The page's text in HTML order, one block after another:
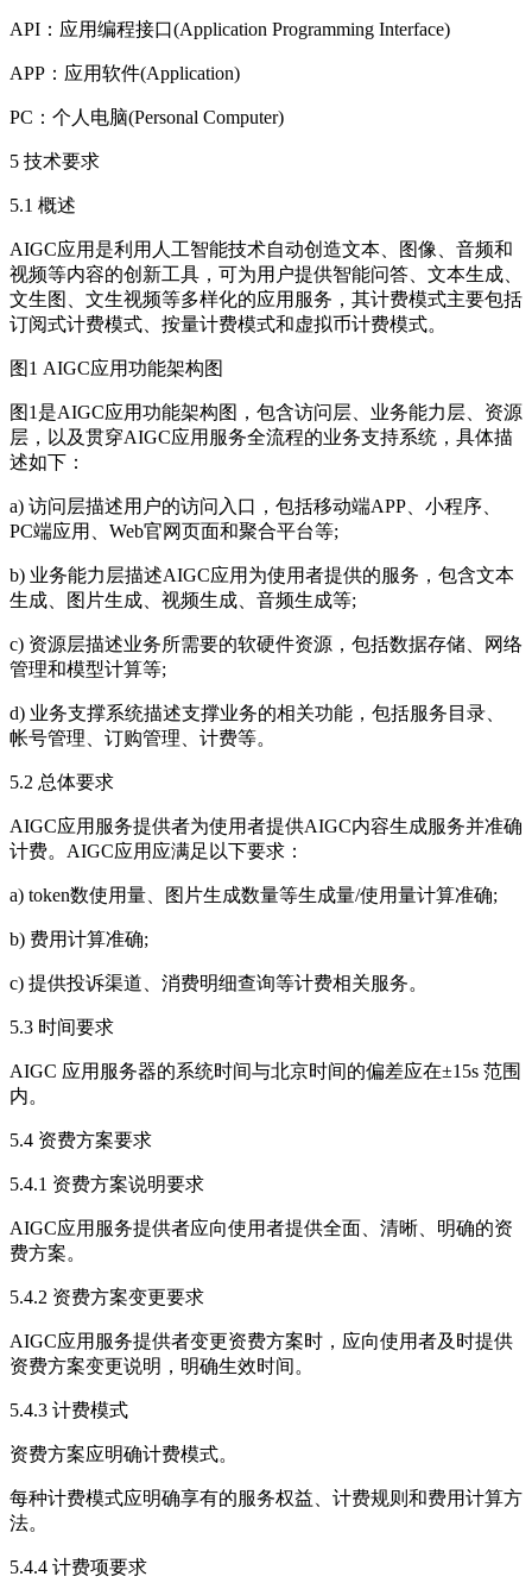
API：应用编程接口(Application Programming Interface)
APP：应用软件(Application)
PC：个人电脑(Personal Computer)
5 技术要求
5.1 概述
AIGC应用是利用人工智能技术自动创造文本、图像、音频和
视频等内容的创新工具，可为用户提供智能问答、文本生成、
文生图、文生视频等多样化的应用服务，其计费模式主要包括
订阅式计费模式、按量计费模式和虚拟币计费模式。
图1 AIGC应用功能架构图
图1是AIGC应用功能架构图，包含访问层、业务能力层、资源
层，以及贯穿AIGC应用服务全流程的业务支持系统，具体描
述如下：
a) 访问层描述用户的访问入口，包括移动端APP、小程序、
PC端应用、Web官网页面和聚合平台等;
b) 业务能力层描述AIGC应用为使用者提供的服务，包含文本
生成、图片生成、视频生成、音频生成等;
c) 资源层描述业务所需要的软硬件资源，包括数据存储、网络
管理和模型计算等;
d) 业务支撑系统描述支撑业务的相关功能，包括服务目录、
帐号管理、订购管理、计费等。
5.2 总体要求
AIGC应用服务提供者为使用者提供AIGC内容生成服务并准确
计费。AIGC应用应满足以下要求：
a) token数使用量、图片生成数量等生成量/使用量计算准确;
b) 费用计算准确;
c) 提供投诉渠道、消费明细查询等计费相关服务。
5.3 时间要求
AIGC 应用服务器的系统时间与北京时间的偏差应在±15s 范围
内。
5.4 资费方案要求
5.4.1 资费方案说明要求
AIGC应用服务提供者应向使用者提供全面、清晰、明确的资
费方案。
5.4.2 资费方案变更要求
AIGC应用服务提供者变更资费方案时，应向使用者及时提供
资费方案变更说明，明确生效时间。
5.4.3 计费模式
资费方案应明确计费模式。
每种计费模式应明确享有的服务权益、计费规则和费用计算方
法。
5.4.4 计费项要求